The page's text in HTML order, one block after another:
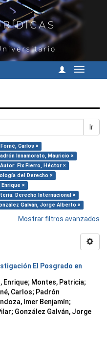
Cambiar
Ir
Carlos ×
Innamorato, Mauricio ×
Autor: Fix Fierro, Héctor ×
del Derecho ×
×
Derecho Internacional ×
Galván, Jorge Alberto ×
Mostrar filtros avanzados
El Posgrado en
Enrique; Montes, Patricia;
Carlos; Padrón
Imer Benjamín;
; González Galván, Jorge